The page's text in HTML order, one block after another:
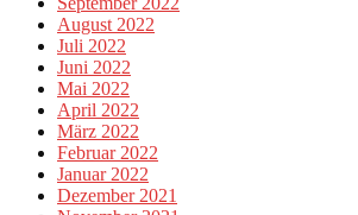
August 2022
Juli 2022
Juni 2022
Mai 2022
April 2022
März 2022
Februar 2022
Januar 2022
Dezember 2021